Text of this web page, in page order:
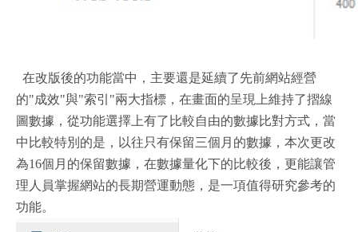
在改版後的功能當中，主要還是延續了先前網站經營
的"成效"與"索引"兩大指標，在畫面的呈現上維持了摺線
圖數據，從功能選擇上有了比較自由的數據比對方式，當
中比較特別的是，以往只有保留三個月的數據，本次更改
為16個月的保留數據，在數據量化下的比較後，更能讓管
理人員掌握網站的長期營運動態，是一項值得研究參考的
功能。